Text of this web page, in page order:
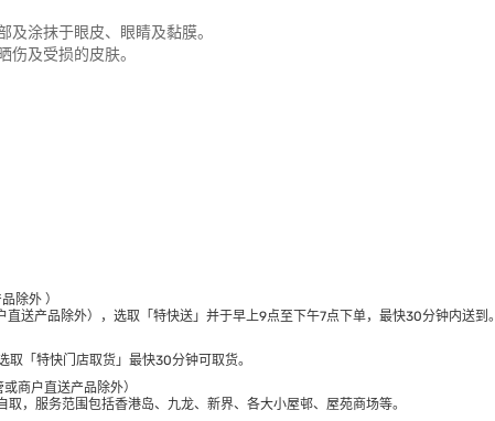
及涂抹于眼皮、眼睛及黏膜。
伤及受损的皮肤。
除外 ）
送产品除外），选取「特快送」并于早上9点至下午7点下单，最快30分钟内送到​。
「特快门店取货」最快30分钟可取货。
商户直送产品除外）
，服务范围包括香港岛、九龙、新界、各大小屋邨、屋苑商场等。